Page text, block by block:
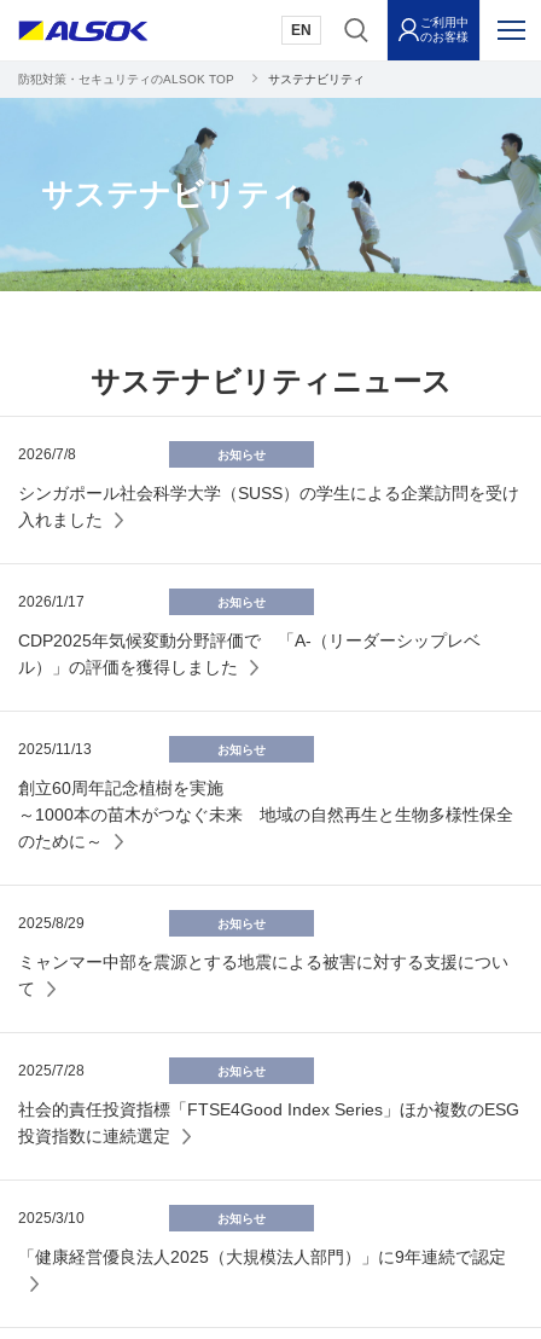
EN
ご利用中
のお客様
防犯対策・セキュリティのALSOK TOP サステナビリティ
サステナビリティ
サステナビリティニュース
2026/7/8 お知らせ
シンガポール社会科学大学（SUSS）の学生による企業訪問を受け
入れました
2026/1/17 お知らせ
CDP2025年気候変動分野評価で 「A-（リーダーシップレベ
ル）」の評価を獲得しました
2025/11/13 お知らせ
創立60周年記念植樹を実施
～1000本の苗木がつなぐ未来 地域の自然再生と生物多様性保全
のために～
2025/8/29 お知らせ
ミャンマー中部を震源とする地震による被害に対する支援につい
て
2025/7/28 お知らせ
社会的責任投資指標「FTSE4Good Index Series」ほか複数のESG
投資指数に連続選定
2025/3/10 お知らせ
「健康経営優良法人2025（大規模法人部門）」に9年連続で認定